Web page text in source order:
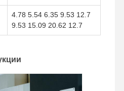
4.78 5.54 6.35 9.53 12.7
9.53 15.09 20.62 12.7